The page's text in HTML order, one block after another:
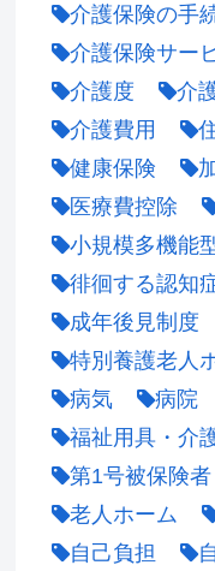
介護保険の手
介護保険サー
介護度
介
介護費用
健康保険
医療費控除
小規模多機能
徘徊する認知
成年後見制度
特別養護老人
病気
病院
福祉用具・介
第1号被保険者
老人ホーム
自己負担